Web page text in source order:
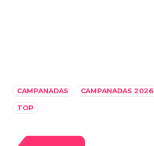
CAMPANADAS CAMPANADAS 2026
TOP